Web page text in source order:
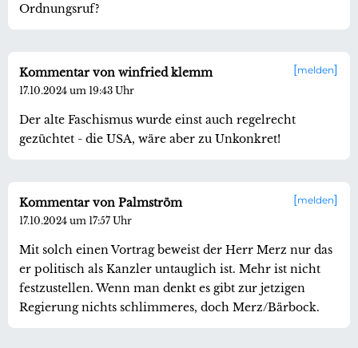
Ordnungsruf?
melden
Kommentar von winfried klemm
17.10.2024 um 19:43 Uhr
Der alte Faschismus wurde einst auch regelrecht
gezüchtet - die USA, wäre aber zu Unkonkret!
melden
Kommentar von Palmström
17.10.2024 um 17:57 Uhr
Mit solch einen Vortrag beweist der Herr Merz nur das
er politisch als Kanzler untauglich ist. Mehr ist nicht
festzustellen. Wenn man denkt es gibt zur jetzigen
Regierung nichts schlimmeres, doch Merz/Bärbock.